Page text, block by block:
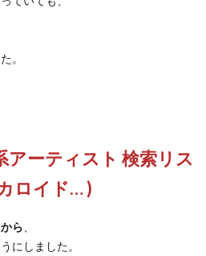
。
アーティスト 検索リス
ロイド… )
ら
にしました。